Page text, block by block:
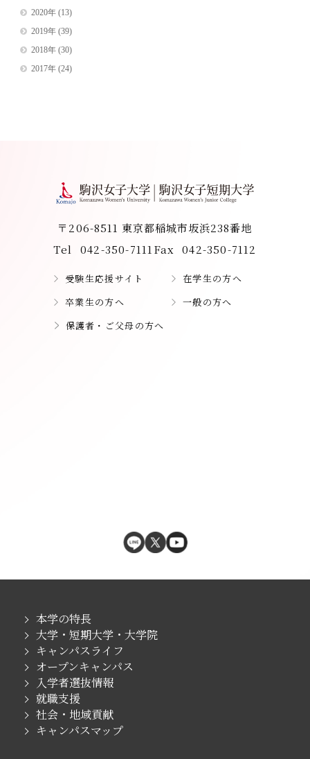
2020年(13)
2019年(39)
2018年(30)
2017年(24)
〒206-8511 東京都稲城市坂浜238番地
Tel
042-350-7111Fax 042-350-7112
受験生応援サイト
在学生の方へ
卒業生の方へ
一般の方へ
保護者・ご父母の方へ
本学の特長
大学・短期大学・大学院
キャンパスライフ
オープンキャンパス
入学者選抜情報
就職支援
社会・地域貢献
キャンパスマップ